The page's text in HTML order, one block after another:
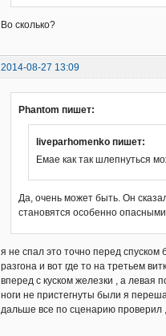
Во сколько?
2014-08-27 13:09
Phantom пишет:
liveparhomenko пишет:
Емае как так шлепнуться
Да, очень может быть. Он
становятся особенно
я не спал это точно перед
разгона и вот где то на третьем
вперед с куском железки , а левая
ноги не пристегнуты были я
дальше все по сценарию